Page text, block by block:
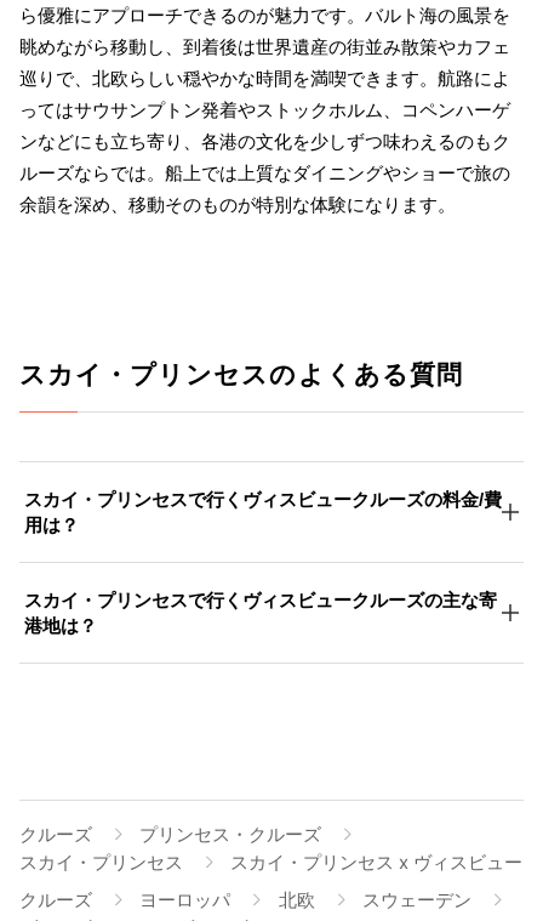
ら優雅にアプローチできるのが魅力です。バルト海の風景を
眺めながら移動し、到着後は世界遺産の街並み散策やカフェ
巡りで、北欧らしい穏やかな時間を満喫できます。航路によ
ってはサウサンプトン発着やストックホルム、コペンハーゲ
ンなどにも立ち寄り、各港の文化を少しずつ味わえるのもク
ルーズならでは。船上では上質なダイニングやショーで旅の
余韻を深め、移動そのものが特別な体験になります。
スカイ・プリンセスのよくある質問
スカイ・プリンセスで行くヴィスビュークルーズの料金/費
用は？
スカイ・プリンセスで行くヴィスビュークルーズの主な寄
港地は？
クルーズ
プリンセス・クルーズ
スカイ・プリンセス
スカイ・プリンセス x ヴィスビュー
クルーズ
ヨーロッパ 北欧
スウェーデン